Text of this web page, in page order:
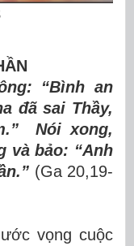
“Bình an
đã sai Thầy,
Nói xong,
và bảo: “Anh
(Ga 20,19-
vọng cuộc